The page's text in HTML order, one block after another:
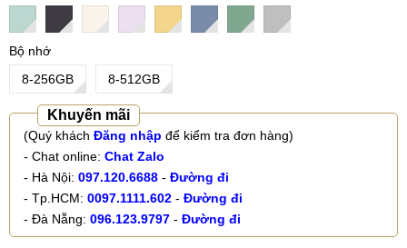
Bộ nhớ
8-256GB
8-512GB
Khuyến mãi
(Quý khách Đăng nhập để kiểm tra đơn hàng)
- Chat online: Chat Zalo
- Hà Nội: 097.120.6688 - Đường đi
- Tp.HCM: 0097.1111.602 - Đường đi
- Đà Nẵng: 096.123.9797 - Đường đi